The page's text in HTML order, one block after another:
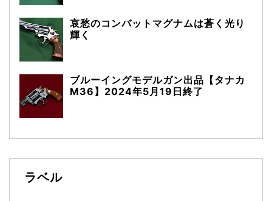
哀愁のコンバットマグナムは蒼く光り
輝く
ブルーイングモデルガン出品【タナカ
M36】2024年5月19日終了
ラベル